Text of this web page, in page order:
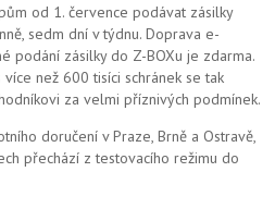
od 1. července podávat zásilky
sedm dní v týdnu. Doprava e-
podání zásilky do Z-BOXu je zdarma.
než 600 tisíci schránek se tak
za velmi příznivých podmínek.
doručení v Praze, Brně a Ostravě,
přechází z testovacího režimu do